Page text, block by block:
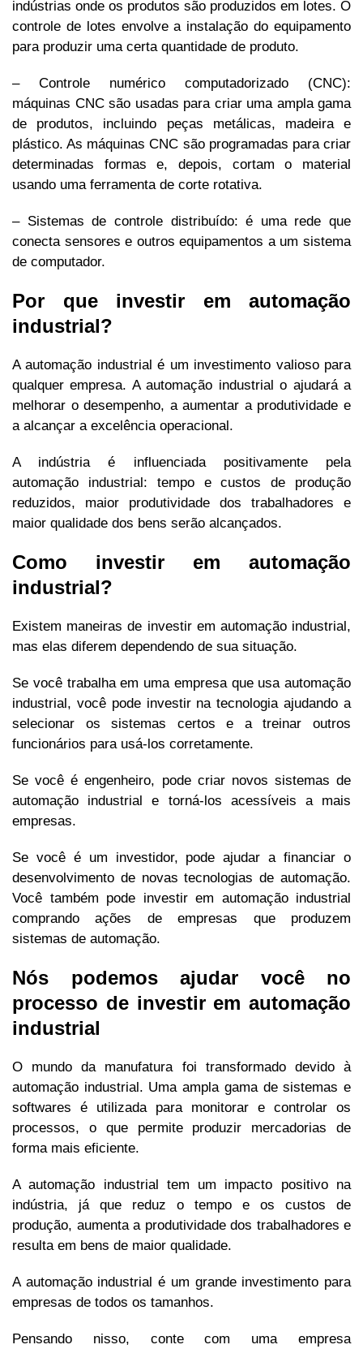
indústrias onde os produtos são produzidos em lotes. O
controle de lotes envolve a instalação do equipamento
para produzir uma certa quantidade de produto.
– Controle numérico computadorizado (CNC):
máquinas CNC são usadas para criar uma ampla gama
de produtos, incluindo peças metálicas, madeira e
plástico. As máquinas CNC são programadas para criar
determinadas formas e, depois, cortam o material
usando uma ferramenta de corte rotativa.
– Sistemas de controle distribuído: é uma rede que
conecta sensores e outros equipamentos a um sistema
de computador.
Por que investir em automação
industrial?
A automação industrial é um investimento valioso para
qualquer empresa. A automação industrial o ajudará a
melhorar o desempenho, a aumentar a produtividade e
a alcançar a excelência operacional.
A indústria é influenciada positivamente pela
automação industrial: tempo e custos de produção
reduzidos, maior produtividade dos trabalhadores e
maior qualidade dos bens serão alcançados.
Como investir em automação
industrial?
Existem maneiras de investir em automação industrial,
mas elas diferem dependendo de sua situação.
Se você trabalha em uma empresa que usa automação
industrial, você pode investir na tecnologia ajudando a
selecionar os sistemas certos e a treinar outros
funcionários para usá-los corretamente.
Se você é engenheiro, pode criar novos sistemas de
automação industrial e torná-los acessíveis a mais
empresas.
Se você é um investidor, pode ajudar a financiar o
desenvolvimento de novas tecnologias de automação.
Você também pode investir em automação industrial
comprando ações de empresas que produzem
sistemas de automação.
Nós podemos ajudar você no
processo de investir em automação
industrial
O mundo da manufatura foi transformado devido à
automação industrial. Uma ampla gama de sistemas e
softwares é utilizada para monitorar e controlar os
processos, o que permite produzir mercadorias de
forma mais eficiente.
A automação industrial tem um impacto positivo na
indústria, já que reduz o tempo e os custos de
produção, aumenta a produtividade dos trabalhadores e
resulta em bens de maior qualidade.
A automação industrial é um grande investimento para
empresas de todos os tamanhos.
Pensando nisso, conte com uma empresa